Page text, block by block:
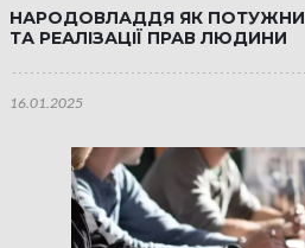
НАРОДОВЛАДДЯ ЯК
ТА РЕАЛІЗАЦІЇ ПРАВ ЛЮДИНИ
16.01.2025